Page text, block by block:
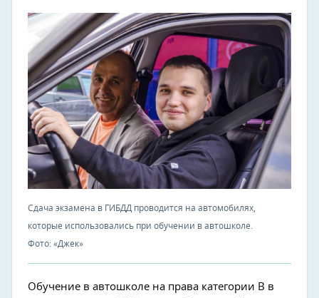
Сдача экзамена в ГИБДД проводится на автомобилях,
которые использовались при обучении в автошколе.
Фото: «Джек»
Обучение в автошколе на права категории В в